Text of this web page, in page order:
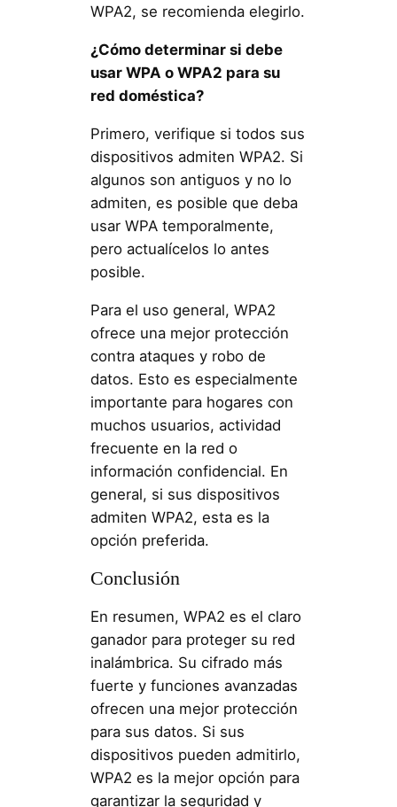
WPA2, se recomienda elegirlo.
¿Cómo determinar si debe
usar WPA o WPA2 para su
red doméstica?
Primero, verifique si todos sus
dispositivos admiten WPA2. Si
algunos son antiguos y no lo
admiten, es posible que deba
usar WPA temporalmente,
pero actualícelos lo antes
posible.
Para el uso general, WPA2
ofrece una mejor protección
contra ataques y robo de
datos. Esto es especialmente
importante para hogares con
muchos usuarios, actividad
frecuente en la red o
información confidencial. En
general, si sus dispositivos
admiten WPA2, esta es la
opción preferida.
Conclusión
En resumen, WPA2 es el claro
ganador para proteger su red
inalámbrica. Su cifrado más
fuerte y funciones avanzadas
ofrecen una mejor protección
para sus datos. Si sus
dispositivos pueden admitirlo,
WPA2 es la mejor opción para
garantizar la seguridad y